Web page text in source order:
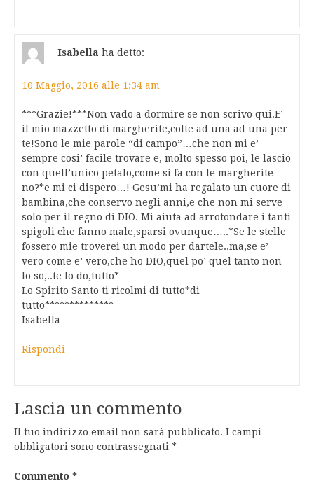
Isabella ha detto:
10 Maggio, 2016 alle 1:34 am
***Grazie!***Non vado a dormire se non scrivo qui.E’
il mio mazzetto di margherite,colte ad una ad una per
te!Sono le mie parole “di campo”…che non mi e’
sempre cosi’ facile trovare e, molto spesso poi, le lascio
con quell’unico petalo,come si fa con le margherite…
no?*e mi ci dispero…! Gesu’mi ha regalato un cuore di
bambina,che conservo negli anni,e che non mi serve
solo per il regno di DIO. Mi aiuta ad arrotondare i tanti
spigoli che fanno male,sparsi ovunque…..*Se le stelle
fossero mie troverei un modo per dartele..ma,se e’
vero come e’ vero,che ho DIO,quel po’ quel tanto non
lo so,..te lo do,tutto*
Lo Spirito Santo ti ricolmi di tutto*di
tutto**************
Isabella
Rispondi
Lascia un commento
Il tuo indirizzo email non sarà pubblicato. I campi
obbligatori sono contrassegnati *
Commento *